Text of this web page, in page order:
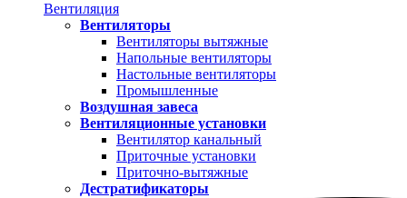
Вентиляция
Вентиляторы
Вентиляторы вытяжные
Напольные вентиляторы
Настольные вентиляторы
Промышленные
Воздушная завеса
Вентиляционные установки
Вентилятор канальный
Приточные установки
Приточно-вытяжные
Дестратификаторы